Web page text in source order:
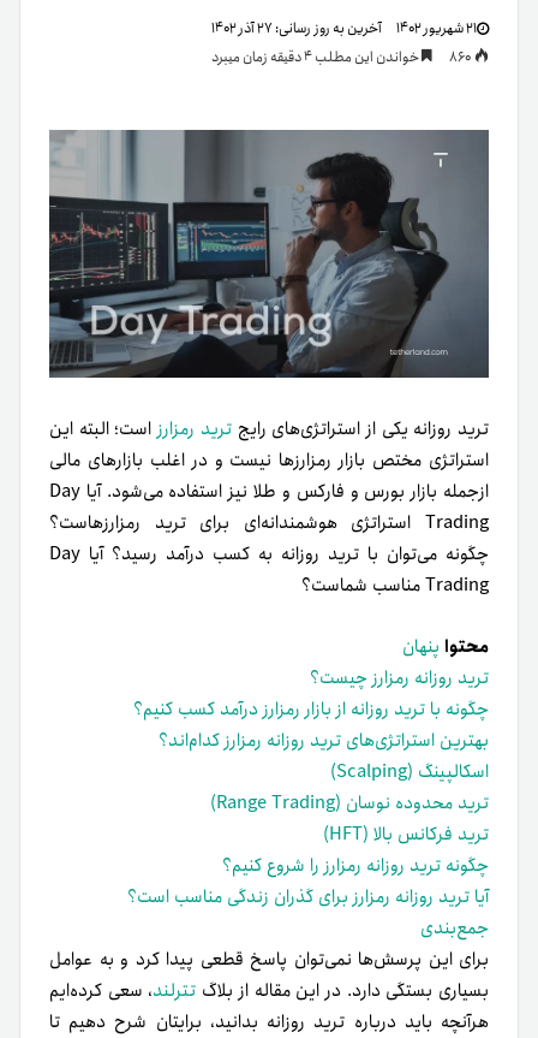
۲۱ شهریور ۱۴۰۲ آخرین به روز رسانی:۲۷ آذر ۱۴۰۲
خواندن این مطلب 4 دقیقه زمان میبرد
ترید روزانه یکی از استراتژی‌های رایج ترید رمزارزاست؛ البته این
استراتژی مختص بازار رمزارزها نیست و در اغلب بازارهای مالی
از‌جمله بازار بورس و فارکس و طلا نیز استفاده می‌شود. آیا Day
Trading استراتژی هوشمندانه‌ای برای ترید رمزارزهاست؟
چگونه می‌توان با ترید روزانه به کسب درآمد رسید؟ آیا Day
Trading مناسب شماست؟
محتوا پنهان
ترید روزانه رمزارز چیست؟
چگونه با ترید روزانه از بازار رمزارز درآمد کسب کنیم؟
بهترین استراتژی‌های ترید روزانه رمزارز کدام‌اند؟
اسکالپینگ (Scalping)
ترید محدوده نوسان (Range Trading)
ترید فرکانس بالا (HFT)
چگونه ترید روزانه رمزارز را شروع کنیم؟
آیا ترید روزانه رمزارز برای گذران زندگی مناسب است؟
جمع‌بندی
برای این پرسش‌ها نمی‌توان پاسخ قطعی پیدا کرد و به عوامل
بسیاری بستگی دارد. در این مقاله‌ از بلاگ تترلند، سعی کرده‌ایم
هرآنچه باید درباره ترید روزانه بدانید، برایتان شرح دهیم تا